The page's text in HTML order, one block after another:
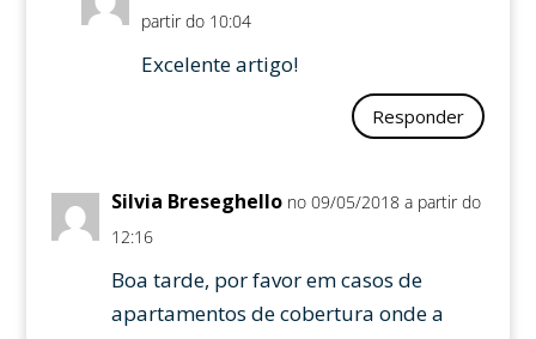
partir do 10:04
Excelente artigo!
Responder
Silvia Breseghello no 09/05/2018 a partir do
12:16
Boa tarde, por favor em casos de
apartamentos de cobertura onde a